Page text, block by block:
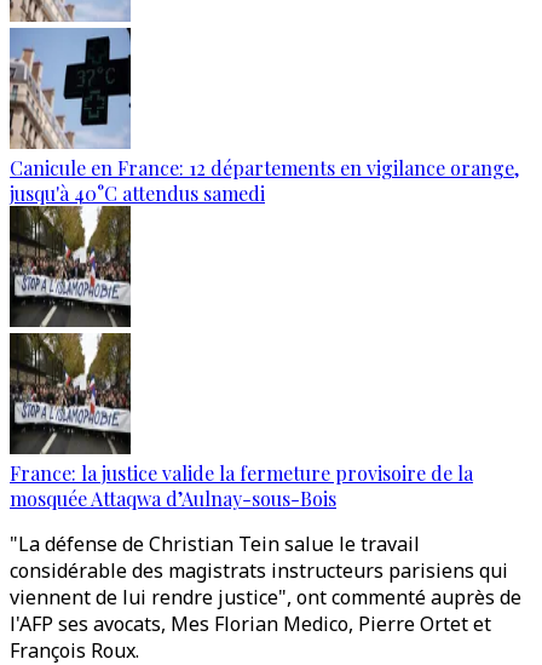
Canicule en France: 12 départements en vigilance orange,
jusqu'à 40°C attendus samedi
France: la justice valide la fermeture provisoire de la
mosquée Attaqwa d’Aulnay-sous-Bois
"La défense de Christian Tein salue le travail
considérable des magistrats instructeurs parisiens qui
viennent de lui rendre justice", ont commenté auprès de
l'AFP ses avocats, Mes Florian Medico, Pierre Ortet et
François Roux.